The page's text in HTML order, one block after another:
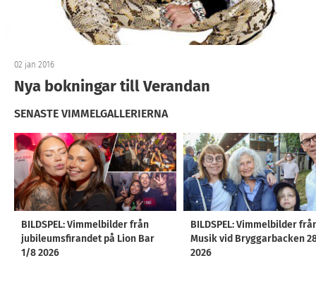
02 jan 2016
Nya bokningar till Verandan
SENASTE VIMMELGALLERIERNA
BILDSPEL: Vimmelbilder från
jubileumsfirandet på Lion Bar
1/8 2026
BILDSPEL: Vimmelbilder
Musik vid Bryggarbacken
2026